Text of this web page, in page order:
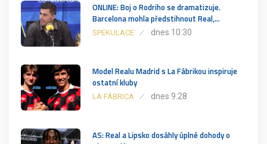
ONLINE: Boj o Rodriho se dramatizuje.
Barcelona mohla předstihnout Real,…
SPEKULACE dnes 10:30
Model Realu Madrid s La Fábrikou inspiruje
ostatní kluby
LA FÁBRICA dnes 9:28
AS: Real a Lipsko dosáhly úplné dohody o